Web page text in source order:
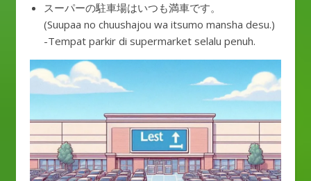
スーパーの駐車場はいつも満車です。
(Suupaa no chuushajou wa itsumo mansha desu.)
-Tempat parkir di supermarket selalu penuh.